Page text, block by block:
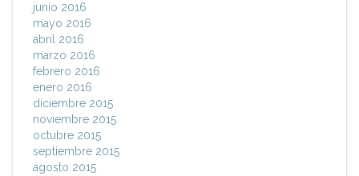
junio 2016
mayo 2016
abril 2016
marzo 2016
febrero 2016
enero 2016
diciembre 2015
noviembre 2015
octubre 2015
septiembre 2015
agosto 2015